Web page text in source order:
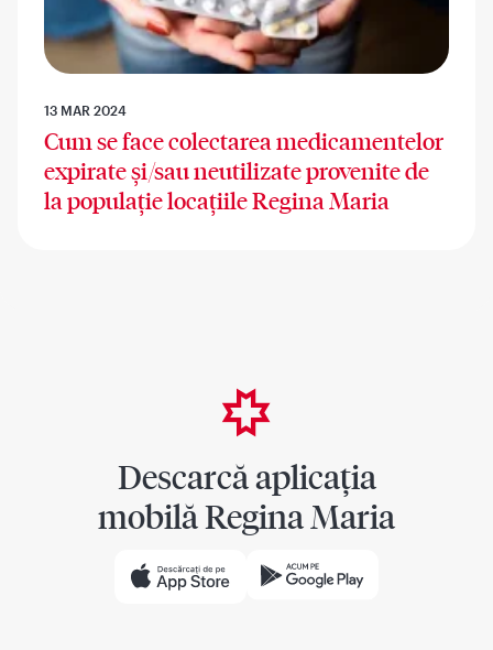
13 MAR 2024
Cum se face colectarea medicamentelor
expirate și/sau neutilizate provenite de
la populație locațiile Regina Maria
Descarcă aplicația
mobilă Regina Maria